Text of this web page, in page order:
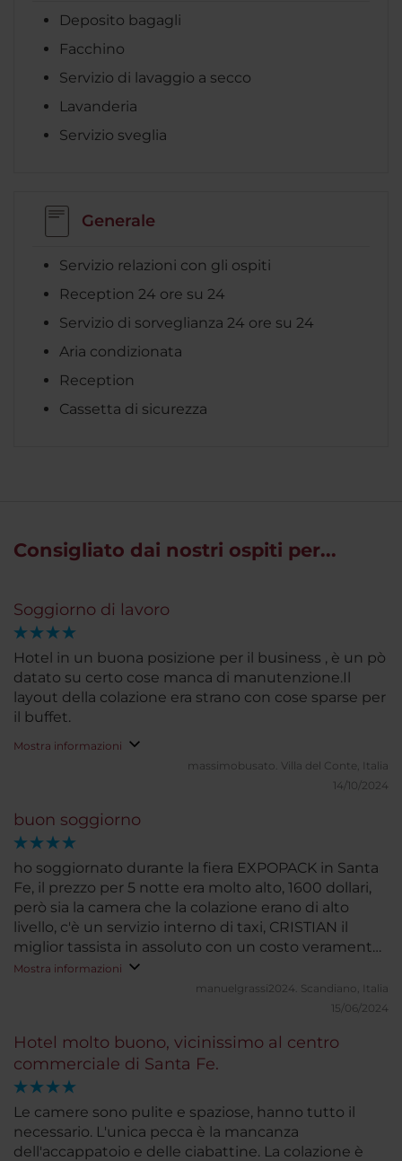
Deposito bagagli
Facchino
Servizio di lavaggio a secco
Lavanderia
Servizio sveglia
Generale
Servizio relazioni con gli ospiti
Reception 24 ore su 24
Servizio di sorveglianza 24 ore su 24
Aria condizionata
Reception
Cassetta di sicurezza
Consigliato dai nostri ospiti per...
Soggiorno di lavoro
Hotel in un buona posizione per il business , è un pò
datato su certo cose manca di manutenzione.Il
layout della colazione era strano con cose sparse per
il buffet.
Mostra informazioni
massimobusato. Villa del Conte, Italia
14/10/2024
buon soggiorno
ho soggiornato durante la fiera EXPOPACK in Santa
Fe, il prezzo per 5 notte era molto alto, 1600 dollari,
però sia la camera che la colazione erano di alto
livello, c'è un servizio interno di taxi, CRISTIAN il
miglior tassista in assoluto con un costo veramente
basso, del resto è situato in ottima posizione e mi
Mostra informazioni
manuelgrassi2024. Scandiano, Italia
15/06/2024
Hotel molto buono, vicinissimo al centro
commerciale di Santa Fe.
Le camere sono pulite e spaziose, hanno tutto il
necessario. L'unica pecca è la mancanza
dell'accappatoio e delle ciabattine. La colazione è